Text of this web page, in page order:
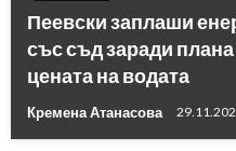
Пеевски заплаши
със съд заради
цената на водата
Кремена Атанасова